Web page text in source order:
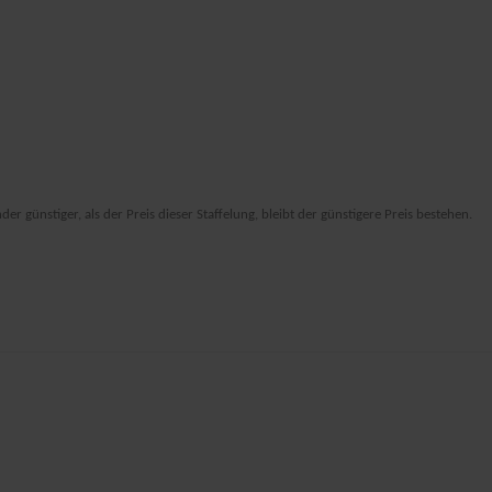
günstiger, als der Preis dieser Staffelung, bleibt der günstigere Preis bestehen.